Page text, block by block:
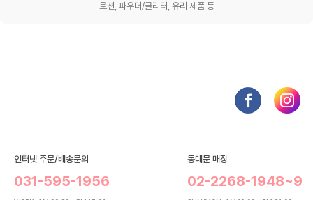
로션, 파우더/글리터, 유리 제품 등
인터넷 주문/배송문의
031-595-1956
동대문 매장
02-2268-1948~9